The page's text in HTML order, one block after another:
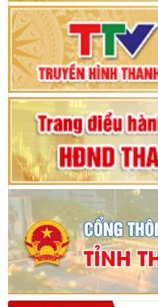
Bế mạc Kỳ
tỉnh khoá